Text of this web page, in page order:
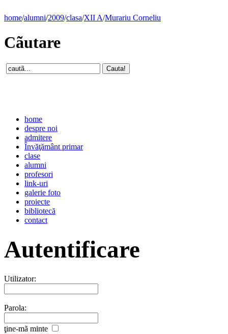
home/alumni/2009/clasa/XII A/Murariu Corneliu
Cãutare
home
despre noi
admitere
Învăţământ primar
clase
alumni
profesori
link-uri
galerie foto
proiecte
bibliotecă
contact
Autentificare
Utilizator:
Parola:
ţine-mã minte